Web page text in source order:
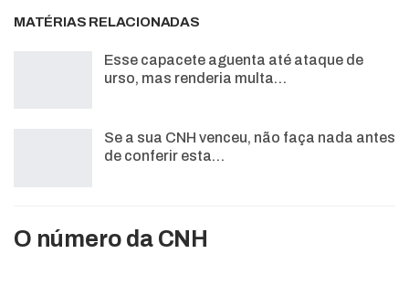
MATÉRIAS RELACIONADAS
Esse capacete aguenta até ataque de
urso, mas renderia multa…
Se a sua CNH venceu, não faça nada antes
de conferir esta…
O número da CNH